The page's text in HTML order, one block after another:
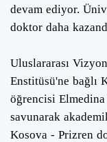
devam ediyor.
doktor daha
Uluslararası
Enstitüsü'ne bağlı
öğrencisi
savunarak
Kosova - Prizren